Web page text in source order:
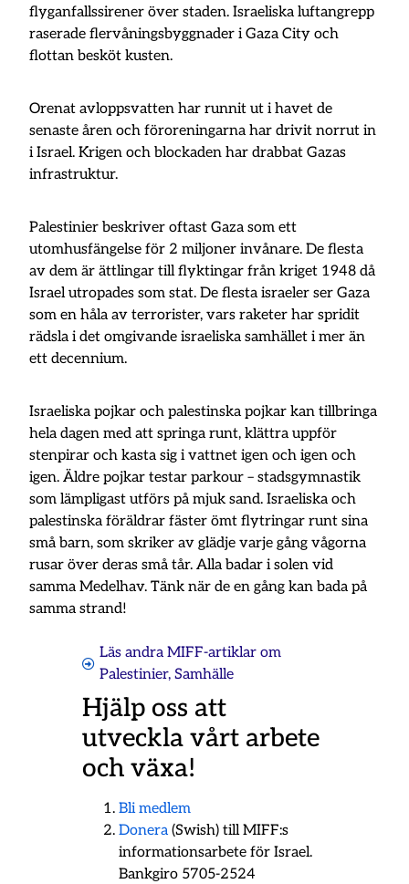
flyganfallssirener över staden. Israeliska luftangrepp
raserade flervåningsbyggnader i Gaza City och
flottan besköt kusten.
Orenat avloppsvatten har runnit ut i havet de
senaste åren och föroreningarna har drivit norrut in
i Israel. Krigen och blockaden har drabbat Gazas
infrastruktur.
Palestinier beskriver oftast Gaza som ett
utomhusfängelse för 2 miljoner invånare. De flesta
av dem är ättlingar till flyktingar från kriget 1948 då
Israel utropades som stat. De flesta israeler ser Gaza
som en håla av terrorister, vars raketer har spridit
rädsla i det omgivande israeliska samhället i mer än
ett decennium.
Israeliska pojkar och palestinska pojkar kan tillbringa
hela dagen med att springa runt, klättra uppför
stenpirar och kasta sig i vattnet igen och igen och
igen. Äldre pojkar testar parkour – stadsgymnastik
som lämpligast utförs på mjuk sand. Israeliska och
palestinska föräldrar fäster ömt flytringar runt sina
små barn, som skriker av glädje varje gång vågorna
rusar över deras små tår. Alla badar i solen vid
samma Medelhav. Tänk när de en gång kan bada på
samma strand!
Läs andra MIFF-artiklar om
Palestinier, Samhälle
Hjälp oss att
utveckla vårt arbete
och växa!
Bli medlem
Donera(Swish) till MIFF:s
informationsarbete för Israel.
Bankgiro 5705-2524